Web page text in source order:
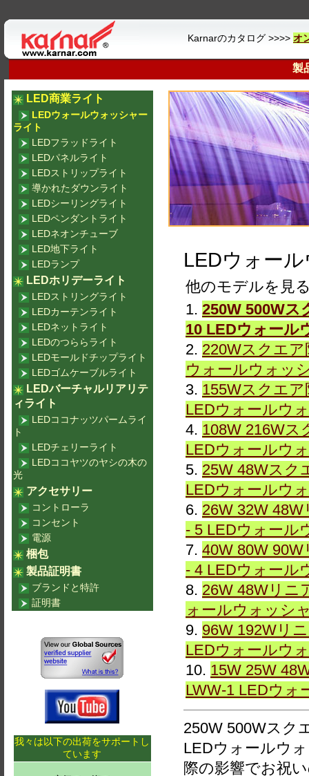
Karnarのカタログ >>>> オ
製
LEDウォー
他のモデルを見
1. 250W 500Wス
10 LEDウォール
2. 220Wスクエ
ウォールウォッ
3. 155Wスクエ
LEDウォールウ
4. 108W 216Wス
LEDウォールウ
5. 25W 48Wスク
LEDウォールウ
6. 26W 32W
- 5 LEDウォール
7. 40W 80W
- 4 LEDウォール
8. 26W 48Wリニ
ォールウォッシ
9. 96W 192Wリ
LEDウォールウ
10. 15W 25W
LWW-1 LEDウォ
250W 500Wスク
LEDウォールウ
際の影響でお祝
LED商業ライト
LEDウォールウォッシャー
ライト
LEDフラッドライト
LEDパネルライト
LEDストリップライト
導かれたダウンライト
LEDシーリングライト
LEDペンダントライト
LEDネオンチューブ
LED地下ライト
LEDランプ
LEDホリデーライト
LEDストリングライト
LEDカーテンライト
LEDネットライト
LEDのつららライト
LEDモールドチップライト
LEDゴムケーブルライト
LEDバーチャルリアリテ
ィライト
LEDココナッツパームライ
ト
LEDチェリーライト
LEDココヤツのヤシの木の
光
アクセサリー
コントローラ
コンセント
電源
梱包
製品証明書
ブランドと特許
証明書
我々は以下の出荷をサポートし
ています